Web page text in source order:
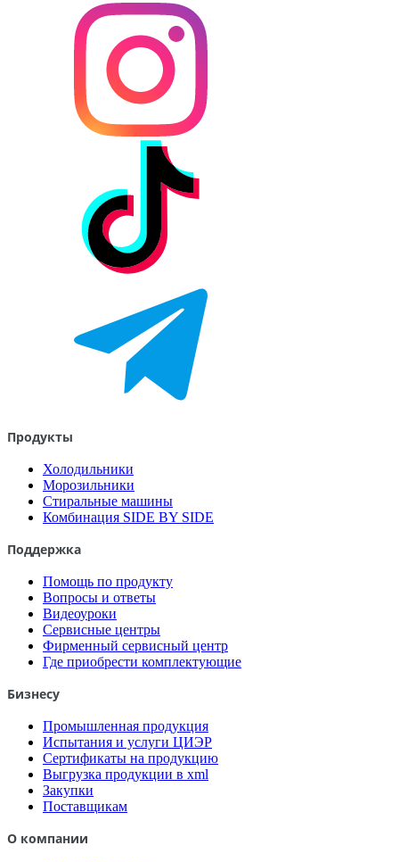
Продукты
Холодильники
Морозильники
Стиральные машины
Комбинация SIDE BY SIDE
Поддержка
Помощь по продукту
Вопросы и ответы
Видеоуроки
Сервисные центры
Фирменный сервисный центр
Где приобрести комплектующие
Бизнесу
Промышленная продукция
Испытания и услуги ЦИЭР
Сертификаты на продукцию
Выгрузка продукции в xml
Закупки
Поставщикам
О компании